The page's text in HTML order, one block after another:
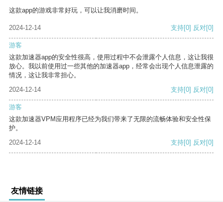
这款app的游戏非常好玩，可以让我消磨时间。
2024-12-14 支持[0] 反对[0]
游客
这款加速器app的安全性很高，使用过程中不会泄露个人信息，这让我很
放心。我以前使用过一些其他的加速器app，经常会出现个人信息泄露的
情况，这让我非常担心。
2024-12-14
支持[0] 反对[0]
游客
这款加速器VPM应用程序已经为我们带来了无限的流畅体验和安全性保
护。
2024-12-14
支持[0] 反对[0]
友情链接